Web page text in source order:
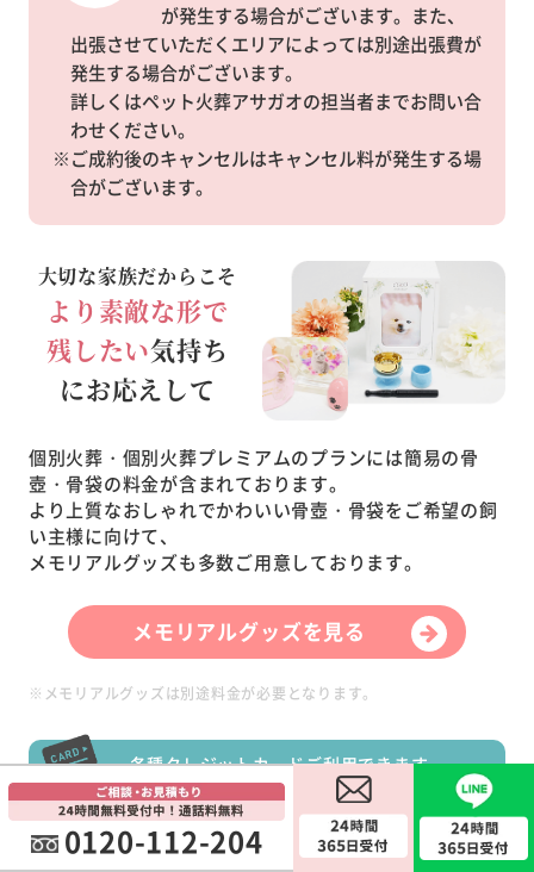
が発生する場合がございます。また、
出張させていただくエリアによっては別途出張費が
発生する場合がございます。
詳しくはペット火葬アサガオの担当者までお問い合
わせください。
※ご成約後のキャンセルはキャンセル料が発生する場
合がございます。
大切な家族だからこそ
より素敵な形で
残したい気持ち
にお応えして
個別火葬・個別火葬プレミアムのプランには簡易の骨
壺・骨袋の料金が含まれております。
より上質なおしゃれでかわいい骨壺・骨袋をご希望の飼
い主様に向けて、
メモリアルグッズも多数ご用意しております。
メモリアルグッズを見る
※メモリアルグッズは別途料金が必要となります。
各種クレジットカードご利用できます
0120-112-204